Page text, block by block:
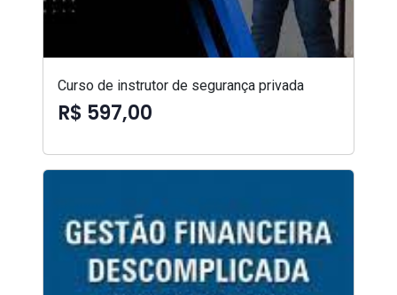
Curso de instrutor de segurança privada
R$ 597,00